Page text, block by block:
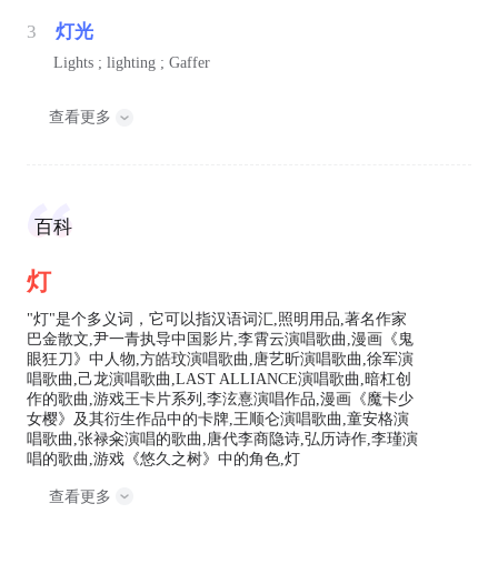
3 灯光
Lights ; lighting ; Gaffer
查看更多
百科
灯
"灯"是个多义词，它可以指汉语词汇,照明用品,著名作家
巴金散文,尹一青执导中国影片,李霄云演唱歌曲,漫画《鬼
眼狂刀》中人物,方皓玟演唱歌曲,唐艺昕演唱歌曲,徐军演
唱歌曲,己龙演唱歌曲,LAST ALLIANCE演唱歌曲,暗杠创
作的歌曲,游戏王卡片系列,李泫憙演唱作品,漫画《魔卡少
女樱》及其衍生作品中的卡牌,王顺仑演唱歌曲,童安格演
唱歌曲,张禄籴演唱的歌曲,唐代李商隐诗,弘历诗作,李瑾演
唱的歌曲,游戏《悠久之树》中的角色,灯
查看更多